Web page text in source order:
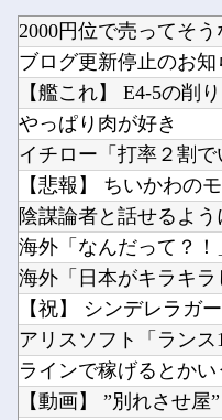
冨里奈央
韓国サッ
Powered by livedoor 相互
ブログ更新停止のお知
やっぱり肉が好き
【悲報】 ちいかわの